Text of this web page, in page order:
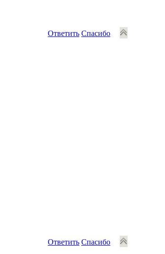
Ответить Спасибо
Ответить Спасибо